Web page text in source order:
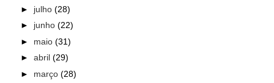
► julho (28)
► junho (22)
► maio (31)
► abril (29)
► março (28)